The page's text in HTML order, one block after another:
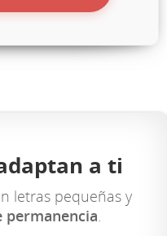
a ti
letras pequeñas y
permanencia.